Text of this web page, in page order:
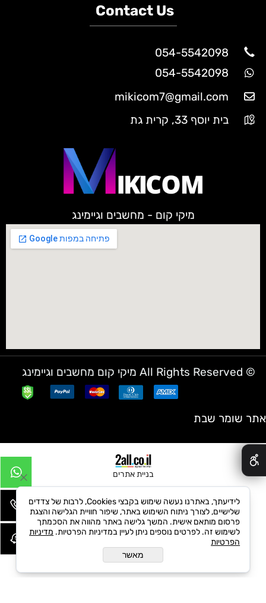
Contact Us
054-5542098
054-5542098
mikicom7@gmail.com
בית יוסף 33, קרית גת
מיקי קום - מחשבים וגיימינג
© All Rights Reserved מיקי קום מחשבים וגיימינג
אתר שומר שבת
בניית אתרים
לידיעתך, באתרנו נעשה שימוש בקבצי Cookies, לרבות של צדדים
שלישיים, לצורך ניתוח השימוש באתר, שיפור חוויית הגלישה והצגת
פרסום מותאם אישית. המשך גלישה באתר מהווה את הסכמתך
לשימוש זה. לפרטים נוספים ניתן לעיין במדיניות הפרטיות. מדיניות
הפרטיות
מאשר